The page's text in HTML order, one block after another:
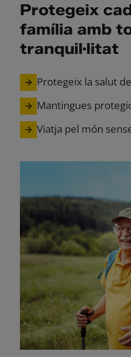
Protegeix
família amb
tranquil·litat
Protegeix la salut
Mantingues
Viatja pel món